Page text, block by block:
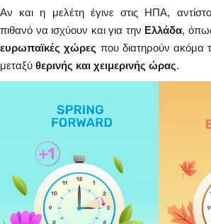
Αν και η μελέτη έγινε στις ΗΠΑ,
πιθανό να ισχύουν και για την Ελλάδα,
ευρωπαϊκές χώρες που διατηρούν ακόμα
μεταξύ θερινής και χειμερινής ώρας.